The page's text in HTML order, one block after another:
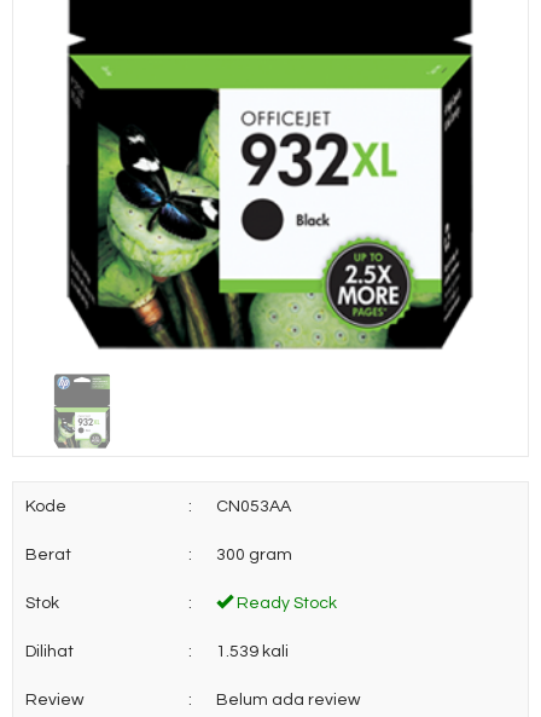
Kode : CN053AA
Berat : 300 gram
Stok : Ready Stock
Dilihat : 1.539 kali
Review : Belum ada review